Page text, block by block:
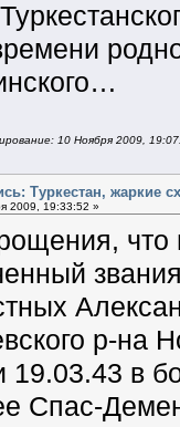
10 Ноября 2009,
Туркестан, жаркие
2009, 19:33:52 »
что
р-на
19.03.43 в
Спас-